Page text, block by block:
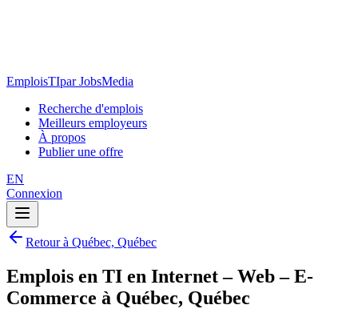
EmploisTIpar JobsMedia
Recherche d'emplois
Meilleurs employeurs
À propos
Publier une offre
EN
Connexion
Retour à Québec, Québec
Emplois en TI en Internet – Web – E-
Commerce à Québec, Québec